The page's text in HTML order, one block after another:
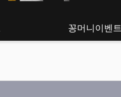
꽁머니이벤트